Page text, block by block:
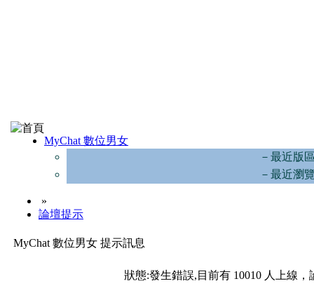
MyChat 數位男女
－最近版
－最近瀏
»
論壇提示
MyChat 數位男女 提示訊息
狀態:發生錯誤,目前有 10010 人上線